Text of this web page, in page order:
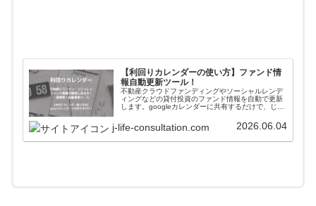
【利回りカレンダーの使い方】ファンド情
報自動更新ツール！
不動産クラウドファンディングやソーシャルレンデ
ィングなどの貸付投資のファンド情報を自動で更新
します。googleカレンダーに共有するだけで、じぇ
自動更新されます。使い方や導入方法を解説してい
ます。
j-life-consultation.com 2026.06.04